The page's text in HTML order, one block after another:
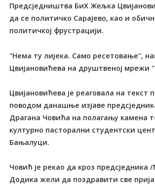
Предсједништва БиХ Жељка
да се политичко Сарајево, као и
политичкој фрустрацији.
"Нема ту лијека. Само ресетовање",
Цвијановићева на друштвеној мрежи
Цвијановићева је реаговала на текст
поводом данашње изјаве
Драгана Човића на полагању камена
културно пасторални студентски
Бањалуци.
Човић је рекао да кроз
Додика жели да поздравити све